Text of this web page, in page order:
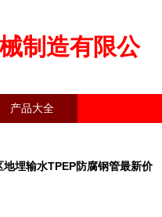
制造有限公
产品大全
地埋输水TPEP防腐钢管最新价